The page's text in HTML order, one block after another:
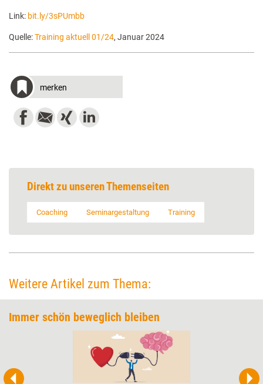
Link: bit.ly/3sPUmbb
Quelle:Training aktuell 01/24, Januar 2024
merken
Direkt zu unseren Themenseiten
Coaching Seminargestaltung Training
Weitere Artikel zum Thema:
Immer schön beweglich bleiben